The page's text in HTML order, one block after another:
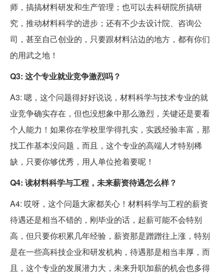
师，搞搞材料研发和生产管理；也可以去科研院所搞研
究，推动材料科学的进步；还有不少去设计院、咨询公
司，甚至自己创业的，只要跟材料沾边的地方，都有你们
的用武之地！
Q3: 这个专业就业竞争激烈吗？
A3: 嗯，这个问题得好好说说，材料科学与技术专业的就
业竞争确实存在，但也没想象中那么激烈，关键还是要看
个人能力！如果你在学校里学得扎实，实践经验丰富，那
找工作基本没问题，而且，这个专业的高端人才特别稀
缺，只要你够优秀，用人单位抢着要呢！
Q4: 读材料科学与工程，未来薪资待遇怎么样？
A4: 哎呀，这个问题大家都关心！材料科学与工程的薪资
待遇还是相当不错的，刚毕业的话，起薪可能不会特别
高，但只要你积累几年经验，薪资那是蹭蹭往上涨，特别
是在一些高科技企业和研发机构，待遇那是相当丰厚，而
且，这个专业的发展潜力大，未来升职加薪的机会也多得